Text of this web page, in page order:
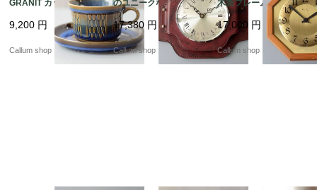
GRANIT カップ＆ソー
サー スーホルム グラニ
ット 北欧食器 北欧雑貨
ヴィンテージ アンティ
9,200 円
Callum shop
のユニークなフレーム
壁時計 壁掛け時計 アン
ティーク ヴィンテージ
_260724 ic0133
17,380 円
Callum shop
木製フレームｘ真鍮盤
壁時計 ウッドｘブラス
クロック 壁掛け時計 ヴ
ィンテージ_260724 ic
0131
17,000 円
Callum shop